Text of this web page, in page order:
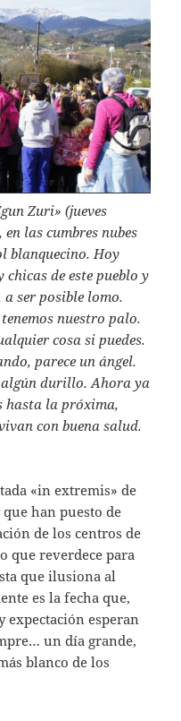
Zuri» (jueves
las cumbres nubes
blanquecino. Hoy
de este pueblo y
ser posible lomo.
nuestro palo.
cosa si puedes.
parece un ángel.
algún durillo. Ahora ya
hasta la próxima,
con buena salud.
«in extremis» de
han puesto de
de los centros de
que reverdece para
que ilusiona al
es la fecha que,
expectación esperan
un día grande,
blanco de los